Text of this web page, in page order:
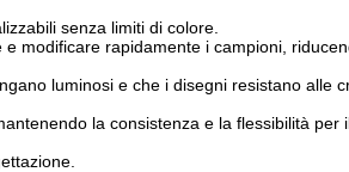
senza limiti di colore.
modificare rapidamente i campioni,
luminosi e che i disegni resistano alle
la consistenza e la flessibilità per